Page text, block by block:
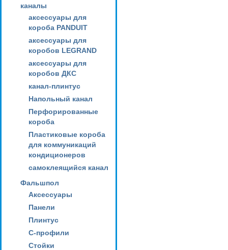
каналы
аксессуары для
короба PANDUIT
аксессуары для
коробов LEGRAND
аксессуары для
коробов ДКС
канал-плинтус
Напольный канал
Перфорированные
короба
Пластиковые короба
для коммуникаций
кондиционеров
самоклеящийся канал
Фальшпол
Аксессуары
Панели
Плинтус
С-профили
Стойки